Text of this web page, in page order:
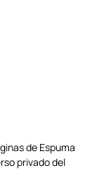
de Espuma
privado del